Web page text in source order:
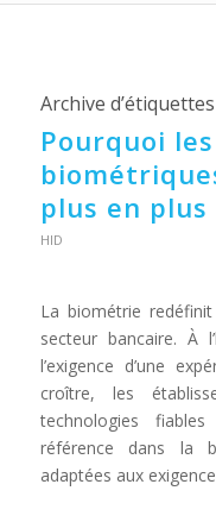
Archive
Pourquoi
plus en plus
HID
La biométrie
secteur bancaire. À
l’exigence d’une
croître, les
technologies
référence dans la
adaptées aux